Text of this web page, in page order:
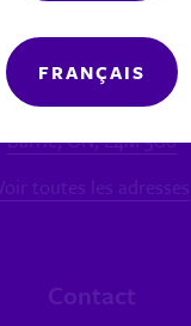
Nos bureaux
PRINCIPALE -
chemin Bell Farm, Unité
Barrie, ON, L4M 5G6
toutes les adresses
Contact
FRANÇAIS